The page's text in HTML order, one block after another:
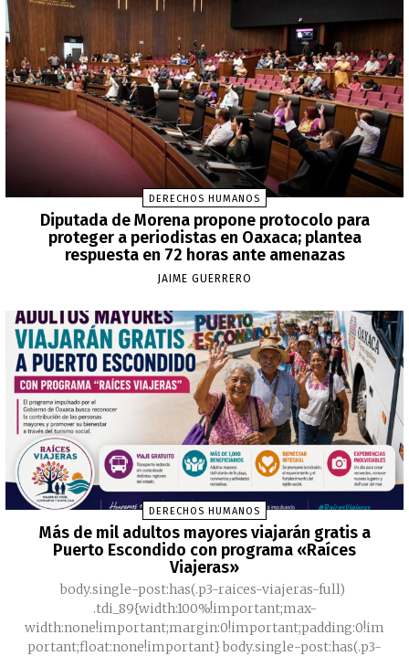
DERECHOS HUMANOS
Diputada de Morena propone protocolo para
proteger a periodistas en Oaxaca; plantea
respuesta en 72 horas ante amenazas
JAIME GUERRERO
DERECHOS HUMANOS
Más de mil adultos mayores viajarán gratis a
Puerto Escondido con programa «Raíces
Viajeras»
body.single-post:has(.p3-raices-viajeras-full)
.tdi_89{width:100%!important;max-
width:none!important;margin:0!important;padding:0!im
portant;float:none!important} body.single-post:has(.p3-